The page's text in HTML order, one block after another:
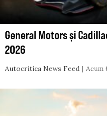
General Motors și
2026
Autocritica News Feed Acum